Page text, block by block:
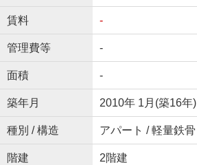
賃料 -
管理費等 -
面積 -
築年月 2010年 1月(築16年)
種別 / 構造 アパート / 軽量鉄骨
階建 2階建